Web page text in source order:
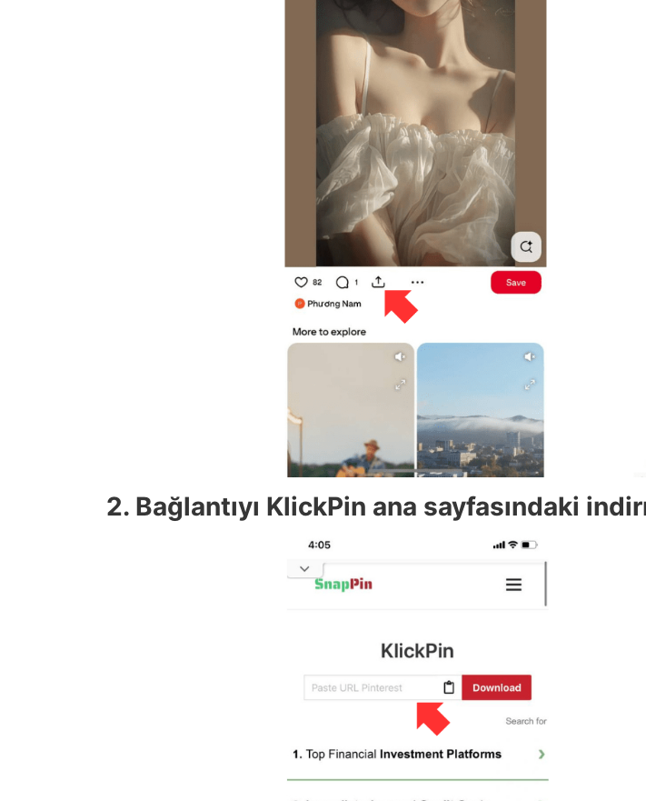
2. Bağlantıyı KlickPin ana sayfasındaki